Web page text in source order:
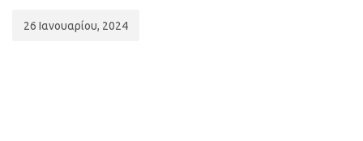
26 Ιανουαρίου, 2024